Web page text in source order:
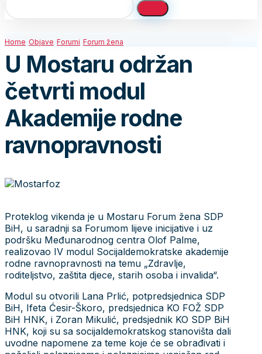
Home Objave Forumi Forum žena
U Mostaru održan
četvrti modul
Akademije rodne
ravnopravnosti
Proteklog vikenda je u Mostaru Forum žena SDP
BiH, u saradnji sa Forumom lijeve inicijative i uz
podršku Međunarodnog centra Olof Palme,
realizovao IV modul Socijaldemokratske akademije
rodne ravnopravnosti na temu „Zdravlje,
roditeljstvo, zaštita djece, starih osoba i invalida“.
Modul su otvorili Lana Prlić, potpredsjednica SDP
BiH, Ifeta Ćesir-Škoro, predsjednica KO FOŽ SDP
BiH HNK, i Zoran Mikulić, predsjednik KO SDP BiH
HNK, koji su sa socijaldemokratskog stanovišta dali
uvodne napomene za teme koje će se obrađivati i